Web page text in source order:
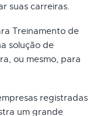
suas carreiras.
Treinamento de
solução de
ou mesmo, para
registradas
um grande